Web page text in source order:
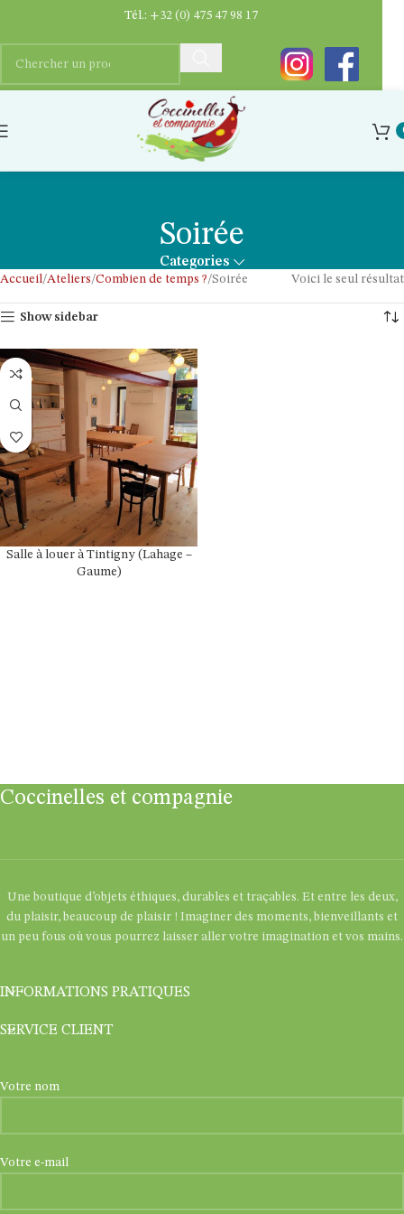
Soirée
Categories
Accueil Ateliers Combien de temps ? Soirée Voici le seul résultat
Show sidebar
Salle à louer à Tintigny (Lahage –
Gaume)
Coccinelles et compagnie
Une boutique d’objets éthiques, durables et traçables. Et entre les deux,
du plaisir, beaucoup de plaisir ! Imaginer des moments, bienveillants et
un peu fous où vous pourrez laisser aller votre imagination et vos mains.
INFORMATIONS PRATIQUES
SERVICE CLIENT
Votre nom
Votre e-mail
Tél.: +32 (0) 475 47 98 17